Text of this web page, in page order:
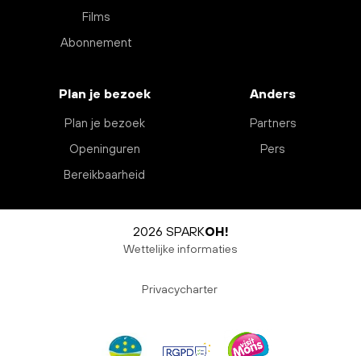
Films
Abonnement
Plan je bezoek
Plan je bezoek
Openinguren
Bereikbaarheid
Anders
Partners
Pers
2026 SPARKOH!
Wettelijke informaties
Privacycharter